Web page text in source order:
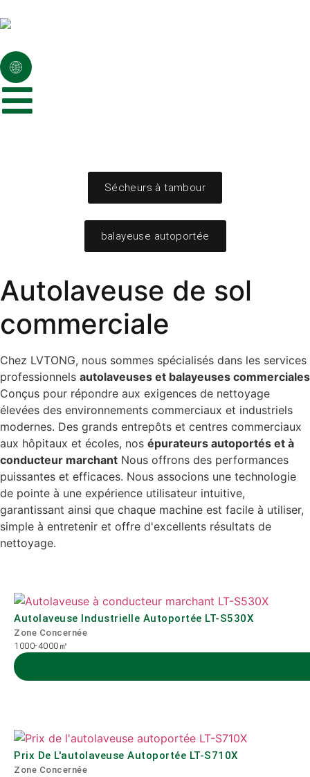
Sécheurs à tambour
balayeuse autoportée
Autolaveuse de sol
commerciale
Chez LVTONG, nous sommes spécialisés dans les services
professionnels autolaveuses et balayeuses commerciales
Conçus pour répondre aux exigences de nettoyage
élevées des environnements commerciaux et industriels
modernes. Des grands entrepôts et centres commerciaux
aux hôpitaux et écoles, nos épurateurs autoportés et à
conducteur marchant Nous offrons des performances
puissantes et efficaces. Nous associons une technologie
de pointe à une expérience utilisateur intuitive,
garantissant ainsi que chaque machine est facile à utiliser,
simple à entretenir et offre d'excellents résultats de
nettoyage.
Autolaveuse Industrielle Autoportée LT-S530X
Zone Concernée
1000-4000㎡
Prix De L'autolaveuse Autoportée LT-S710X
Zone Concernée